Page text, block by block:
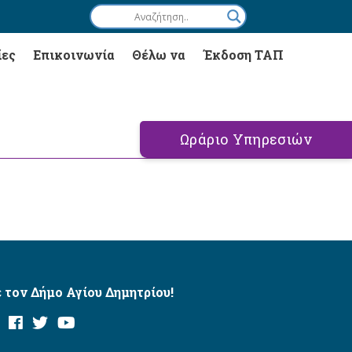
Επικοινωνία Θέλω να Έκδοση ΤΑΠ
Ωράριο Υπηρεσιών
τον Δήμο Αγίου Δημητρίου!